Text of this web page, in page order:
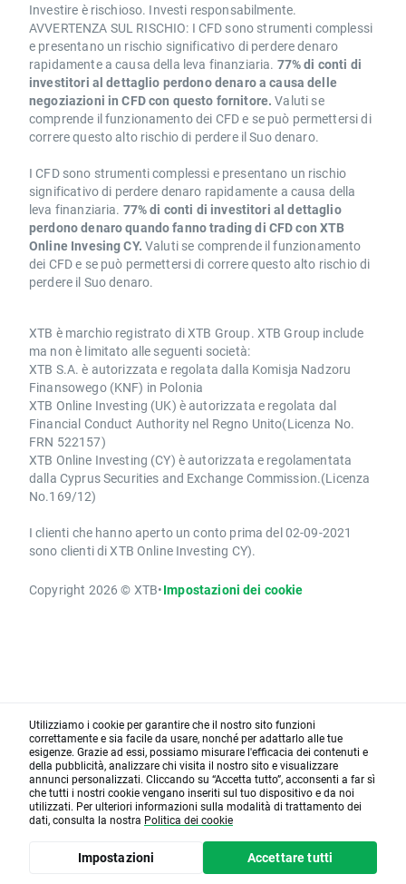
Investire è rischioso. Investi responsabilmente.
AVVERTENZA SUL RISCHIO: I CFD sono strumenti complessi
e presentano un rischio significativo di perdere denaro
rapidamente a causa della leva finanziaria. 77% di conti di
investitori al dettaglio perdono denaro a causa delle
negoziazioni in CFD con questo fornitore. Valuti se
comprende il funzionamento dei CFD e se può permettersi di
correre questo alto rischio di perdere il Suo denaro.
I CFD sono strumenti complessi e presentano un rischio
significativo di perdere denaro rapidamente a causa della
leva finanziaria. 77% di conti di investitori al dettaglio
perdono denaro quando fanno trading di CFD con XTB
Online Invesing CY. Valuti se comprende il funzionamento
dei CFD e se può permettersi di correre questo alto rischio di
perdere il Suo denaro.
XTB è marchio registrato di XTB Group. XTB Group include
ma non è limitato alle seguenti società:
XTB S.A. è autorizzata e regolata dalla Komisja Nadzoru
Finansowego (KNF) in Polonia
XTB Online Investing (UK) è autorizzata e regolata dal
Financial Conduct Authority nel Regno Unito(Licenza No.
FRN 522157)
XTB Online Investing (CY) è autorizzata e regolamentata
dalla Cyprus Securities and Exchange Commission.(Licenza
No.169/12)
I clienti che hanno aperto un conto prima del 02-09-2021
sono clienti di XTB Online Investing CY).
Copyright 2026 © XTB•Impostazioni dei cookie
Utilizziamo i cookie per garantire che il nostro sito funzioni
correttamente e sia facile da usare, nonché per adattarlo alle tue
esigenze. Grazie ad essi, possiamo misurare l'efficacia dei contenuti e
della pubblicità, analizzare chi visita il nostro sito e visualizzare
annunci personalizzati. Cliccando su “Accetta tutto”, acconsenti a far sì
che tutti i nostri cookie vengano inseriti sul tuo dispositivo e da noi
utilizzati. Per ulteriori informazioni sulla modalità di trattamento dei
dati, consulta la nostra Politica dei cookie
Impostazioni Accettare tutti